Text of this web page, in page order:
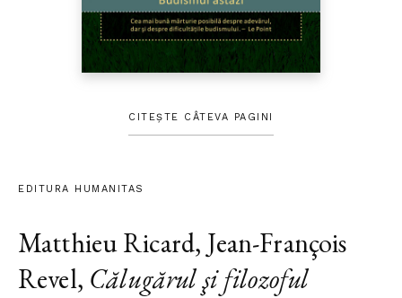
CITEȘTE CÂTEVA PAGINI
EDITURA HUMANITAS
Matthieu Ricard, Jean-François
Revel, Călugărul şi filozoful